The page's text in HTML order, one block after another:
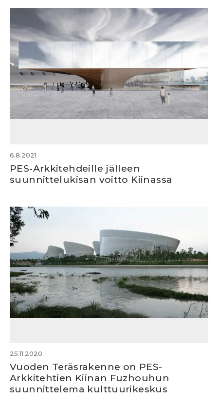
6.8.2021
PES-Arkkitehdeille jälleen
suunnittelukisan voitto Kiinassa
25.11.2020
Vuoden Teräsrakenne on PES-
Arkkitehtien Kiinan Fuzhouhun
suunnittelema kulttuurikeskus